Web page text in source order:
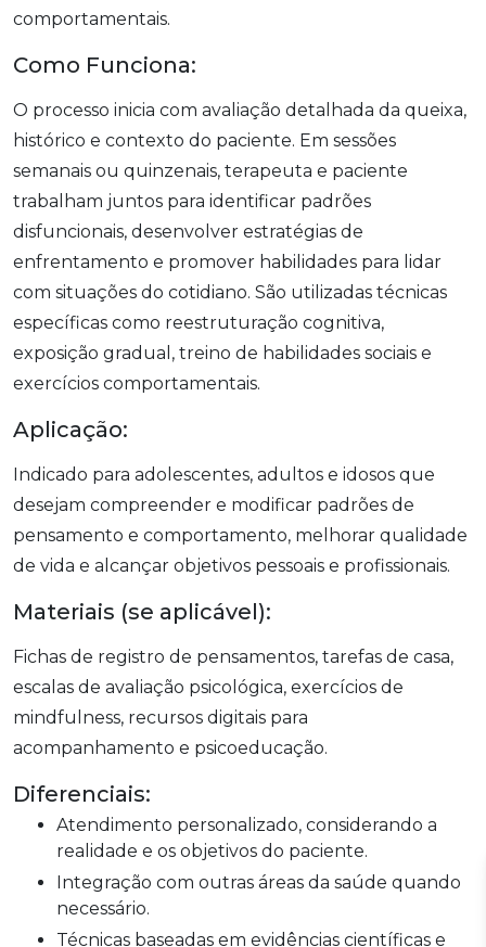
comportamentais.
Como Funciona:
O processo inicia com avaliação detalhada da queixa,
histórico e contexto do paciente. Em sessões
semanais ou quinzenais, terapeuta e paciente
trabalham juntos para identificar padrões
disfuncionais, desenvolver estratégias de
enfrentamento e promover habilidades para lidar
com situações do cotidiano. São utilizadas técnicas
específicas como reestruturação cognitiva,
exposição gradual, treino de habilidades sociais e
exercícios comportamentais.
Aplicação:
Indicado para adolescentes, adultos e idosos que
desejam compreender e modificar padrões de
pensamento e comportamento, melhorar qualidade
de vida e alcançar objetivos pessoais e profissionais.
Materiais (se aplicável):
Fichas de registro de pensamentos, tarefas de casa,
escalas de avaliação psicológica, exercícios de
mindfulness, recursos digitais para
acompanhamento e psicoeducação.
Diferenciais:
Atendimento personalizado, considerando a
realidade e os objetivos do paciente.
Integração com outras áreas da saúde quando
necessário.
Técnicas baseadas em evidências científicas e